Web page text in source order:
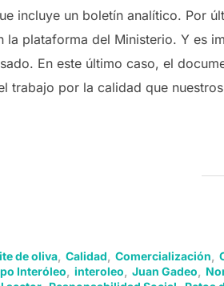
incluye un boletín analítico. Por
la plataforma del Ministerio. Y es
En este último caso, el
trabajo por la calidad que
de oliva, Calidad Comercialización
Interóleo interoleo Juan Gadeo